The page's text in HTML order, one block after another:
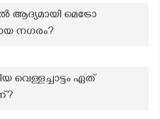
ആദ്യമായി മെട്രോ
നഗരം?
വെള്ളച്ചാട്ടം ഏത്